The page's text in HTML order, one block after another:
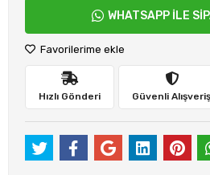
WHATSAPP İLE
Favorilerime ekle
Hızlı Gönderi Güvenli Alışveriş